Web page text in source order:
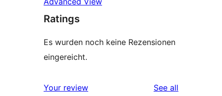
Ratings
Es wurden noch keine Rezensionen
eingereicht.
Your review See all